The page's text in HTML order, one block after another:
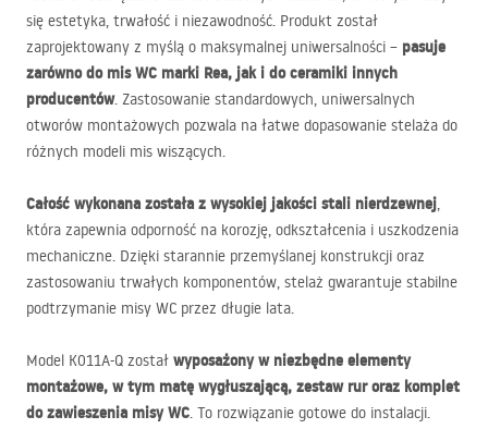
się estetyka, trwałość i niezawodność. Produkt został
zaprojektowany z myślą o maksymalnej uniwersalności – pasuje
zarówno do mis WC marki Rea, jak i do ceramiki innych
producentów. Zastosowanie standardowych, uniwersalnych
otworów montażowych pozwala na łatwe dopasowanie stelaża do
różnych modeli mis wiszących.
Całość wykonana została z wysokiej jakości stali nierdzewnej,
która zapewnia odporność na korozję, odkształcenia i uszkodzenia
mechaniczne. Dzięki starannie przemyślanej konstrukcji oraz
zastosowaniu trwałych komponentów, stelaż gwarantuje stabilne
podtrzymanie misy WC przez długie lata.
Model K011A-Q został wyposażony w niezbędne elementy
montażowe, w tym matę wygłuszającą, zestaw rur oraz komplet
do zawieszenia misy WC. To rozwiązanie gotowe do instalacji.